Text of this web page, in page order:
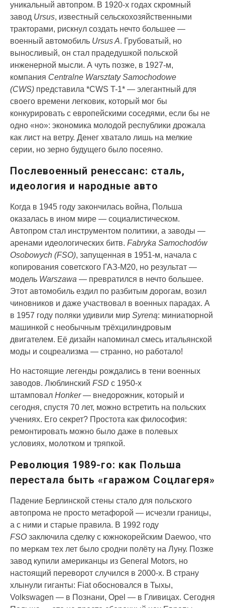
уникальный автопром. В 1920-х годах скромный
завод Ursus, известный сельскохозяйственными
тракторами, рискнул создать нечто большее —
военный автомобиль Ursus A. Грубоватый, но
выносливый, он стал прадедушкой польской
инженерной мысли. А чуть позже, в 1927-м,
компания Centralne Warsztaty Samochodowe
(CWS) представила *CWS T-1* — элегантный для
своего времени легковик, который мог бы
конкурировать с европейскими соседями, если бы не
одно «но»: экономика молодой республики дрожала
как лист на ветру. Денег хватало лишь на мелкие
серии, но зерно будущего было посеяно.
Послевоенный ренессанс: сталь,
идеология и народные авто
Когда в 1945 году закончилась война, Польша
оказалась в ином мире — социалистическом.
Автопром стал инструментом политики, а заводы —
аренами идеологических битв. Fabryka Samochodów
Osobowych (FSO), запущенная в 1951-м, начала с
копирования советского ГАЗ-М20, но результат —
модель Warszawa — превратился в нечто большее.
Этот автомобиль ездил по разбитым дорогам, возил
чиновников и даже участвовал в военных парадах. А
в 1957 году поляки удивили мир Syreną: миниатюрной
машинкой с необычным трёхцилиндровым
двигателем. Её дизайн напоминал смесь итальянской
моды и соцреализма — странно, но работало!
Но настоящие легенды рождались в тени военных
заводов. Люблинский FSD с 1950-х
штамповал Honker— внедорожник, который и
сегодня, спустя 70 лет, можно встретить на польских
учениях. Его секрет? Простота как философия:
ремонтировать можно было даже в полевых
условиях, молотком и тряпкой.
Революция 1989-го: как Польша
перестала быть «гаражом Соцлагеря»
Падение Берлинской стены стало для польского
автопрома не просто метафорой — исчезли границы,
а с ними и старые правила. В 1992 году
FSO заключила сделку с южнокорейским Daewoo, что
по меркам тех лет было сродни полёту на Луну. Позже
завод купили американцы из General Motors, но
настоящий переворот случился в 2000-х. В страну
хлынули гиганты: Fiat обосновался в Тыхы,
Volkswagen — в Познани, Opel — в Гливицах. Сегодня